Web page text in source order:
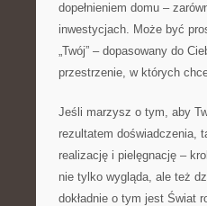
dopełnieniem domu –
inwestycjach. Może być
„Twój” – dopasowany do
przestrzenie, w których
Jeśli marzysz o tym, aby
rezultatem doświadczenia,
realizację i pielęgnację –
nie tylko wygląda, ale też
dokładnie o tym jest Świat